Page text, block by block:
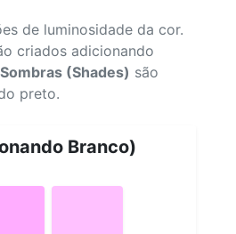
de luminosidade da cor.
criados adicionando
Sombras (Shades) são
preto.
Branco)